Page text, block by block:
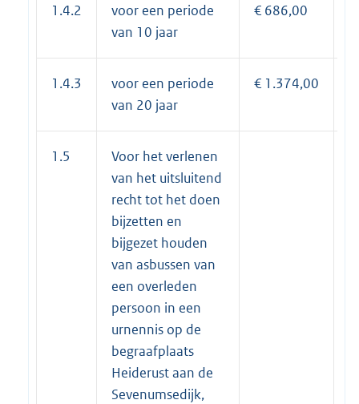
1.4.2
voor een periode
van 10 jaar
€ 686,00
1.4.3
voor een periode
van 20 jaar
€ 1.374,00
1.5
Voor het verlenen
van het uitsluitend
recht tot het doen
bijzetten en
bijgezet houden
van asbussen van
een overleden
persoon in een
urnennis op de
begraafplaats
Heiderust aan de
Sevenumsedijk,